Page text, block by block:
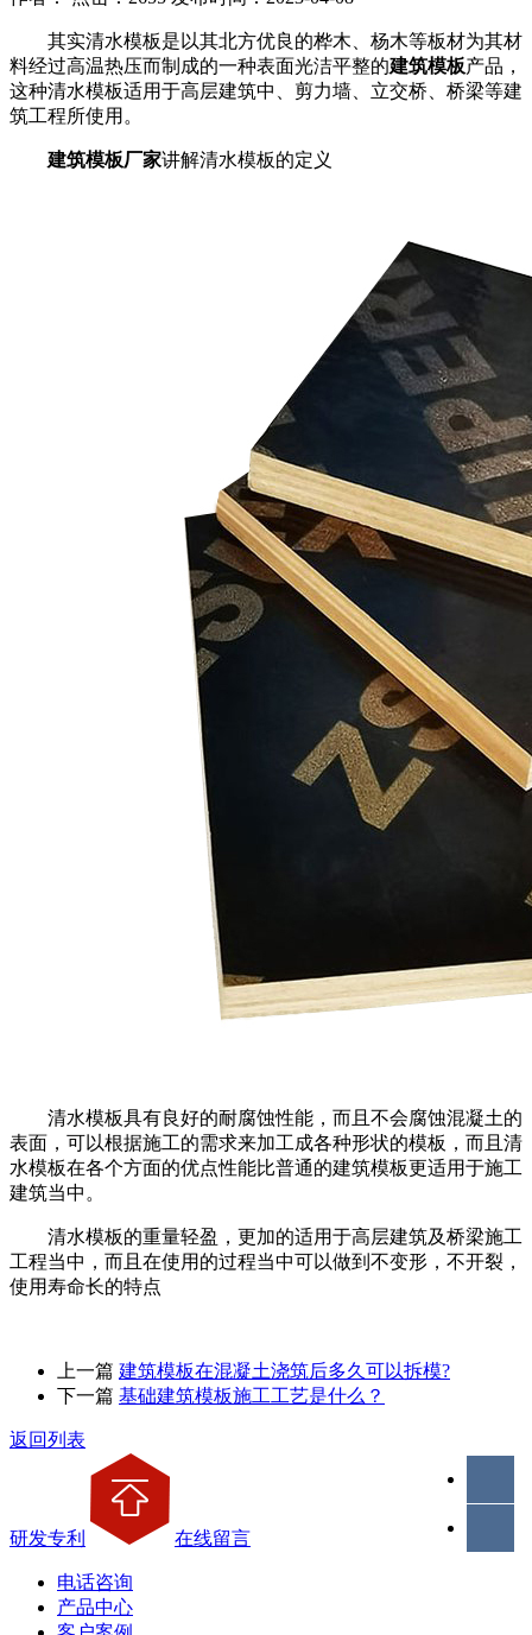
其实清水模板是以其北方优良的桦木、杨木等板材为其材
料经过高温热压而制成的一种表面光洁平整的建筑模板产品，
这种清水模板适用于高层建筑中、剪力墙、立交桥、桥梁等建
筑工程所使用。
建筑模板厂家讲解清水模板的定义
清水模板具有良好的耐腐蚀性能，而且不会腐蚀混凝土的
表面，可以根据施工的需求来加工成各种形状的模板，而且清
水模板在各个方面的优点性能比普通的建筑模板更适用于施工
建筑当中。
清水模板的重量轻盈，更加的适用于高层建筑及桥梁施工
工程当中，而且在使用的过程当中可以做到不变形，不开裂，
使用寿命长的特点
上一篇 建筑模板在混凝土浇筑后多久可以拆模?
下一篇 基础建筑模板施工工艺是什么？
返回列表
研发专利 在线留言
电话咨询
产品中心